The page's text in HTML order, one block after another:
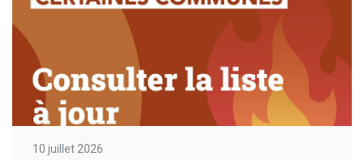
10 juillet 2026